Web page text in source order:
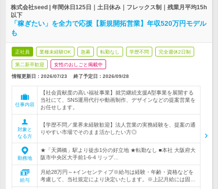
株式会社seed | 年間休日125日｜土日休み｜フレックス制｜残業月平均15h
以下
「稼ぎたい」を全力で応援【新規開拓営業】年収520万円モデル
も
正社員 業種未経験OK 急募 転勤なし 学歴不問 完全週休2日制
第二新卒歓迎 女性のおしごと掲載中
情報更新日：2026/07/23 終了予定日： 2026/09/28
仕事内容
【社会貢献度の高い福祉事業】就労継続支援A型事業を展開する
当社にて、SNS運用代行や動画制作、デザインなどの提案営業を
お任せします。
対象と
なる方
【学歴不問／業界未経験歓迎】法人営業の実務経験を、提案の通
りやすい市場でそのまま活かしたい方◎
勤務地
★「天満橋」駅より徒歩1分の好立地 ★転勤なし ■本社 大阪府大
阪市中央区大手前1-6-4 リップ…
給与
月給28万円～+インセンティブ※給与は経験・年齢・資格などを
考慮して、当社規定により決定いたします。※上記月給には固…